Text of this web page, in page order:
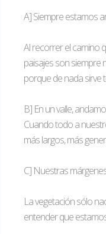
A] Siempre estamos
Al recorrer el camino
paisajes son
porque de nada sirve
B] En un valle,
Cuando todo a
más largos, más
C] Nuestras
La vegetación sólo
entender que